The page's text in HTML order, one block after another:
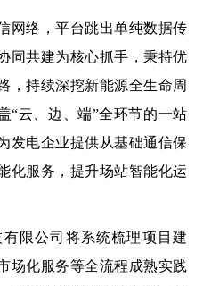
络，平台跳出单纯数据传
同共建为核心抓手，秉持优
，持续深挖新能源全生命周
“云、边、端”全环节的一站
发电企业提供从基础通信保
化服务，提升场站智能化运
限公司 将系统梳理项目建
场化服务等全流程成熟实践